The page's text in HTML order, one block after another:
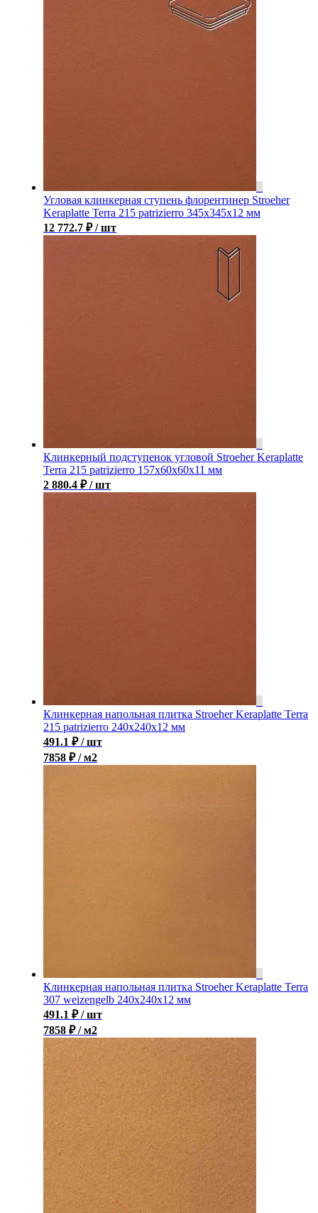
Угловая клинкерная ступень флорентинер Stroeher
Keraplatte Terra 215 patrizierro 345х345х12 мм
12 772.7 ₽ / шт
Клинкерный подступенок угловой Stroeher Keraplatte
Terra 215 patrizierro 157х60х60х11 мм
2 880.4 ₽ / шт
Клинкерная напольная плитка Stroeher Keraplatte Terra
215 patrizierro 240х240х12 мм
491.1 ₽ / шт
7858 ₽ / м2
Клинкерная напольная плитка Stroeher Keraplatte Terra
307 weizengelb 240х240х12 мм
491.1 ₽ / шт
7858 ₽ / м2